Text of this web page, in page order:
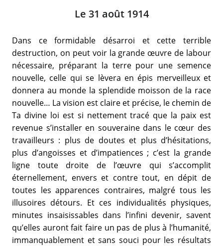
Le 31 août 1914
Dans ce formidable désarroi et cette terrible
destruction, on peut voir la grande œuvre de labour
nécessaire, préparant la terre pour une semence
nouvelle, celle qui se lèvera en épis merveilleux et
donnera au monde la splendide moisson de la race
nouvelle… La vision est claire et précise, le chemin de
Ta divine loi est si nettement tracé que la paix est
revenue s’installer en souveraine dans le cœur des
travailleurs : plus de doutes et plus d’hésitations,
plus d’angoisses et d’impatiences ; c’est la grande
ligne toute droite de l’œuvre qui s’accomplit
éternellement, envers et contre tout, en dépit de
toutes les apparences contraires, malgré tous les
illusoires détours. Et ces individualités physiques,
minutes insaisissables dans l’infini devenir, savent
qu’elles auront fait faire un pas de plus à l’humanité,
immanquablement et sans souci pour les résultats